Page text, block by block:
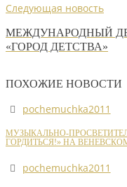
Следующая новость
МЕЖДУНАРОДНЫЙ
«ГОРОД ДЕТСТВА»
ПОХОЖИЕ НОВОСТИ
pochemuchka2011
МУЗЫКАЛЬНО-
ГОРДИТЬСЯ!» НА
pochemuchka2011